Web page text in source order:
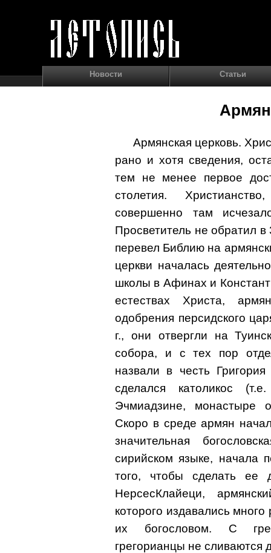
Новости Статьи
Армянская церковь.
рано и хотя сведения,
тем не менее первое
столетия.
совершенно там
Просветитель не обратил
перевел Библию на
церкви началась
школы в Афинах и
естествах Христа,
одобрения персидского
г., они отвергли на
собора, и с тех пор
назвали в честь
сделался католикос
Эчмиадзине, монастыре
Скоро в среде армян
значительная
сирийском языке, начала
того, чтобы сделать ее
НерсесКлайеци,
которого издавались
их богословом. С
грегорианцы не сливаются